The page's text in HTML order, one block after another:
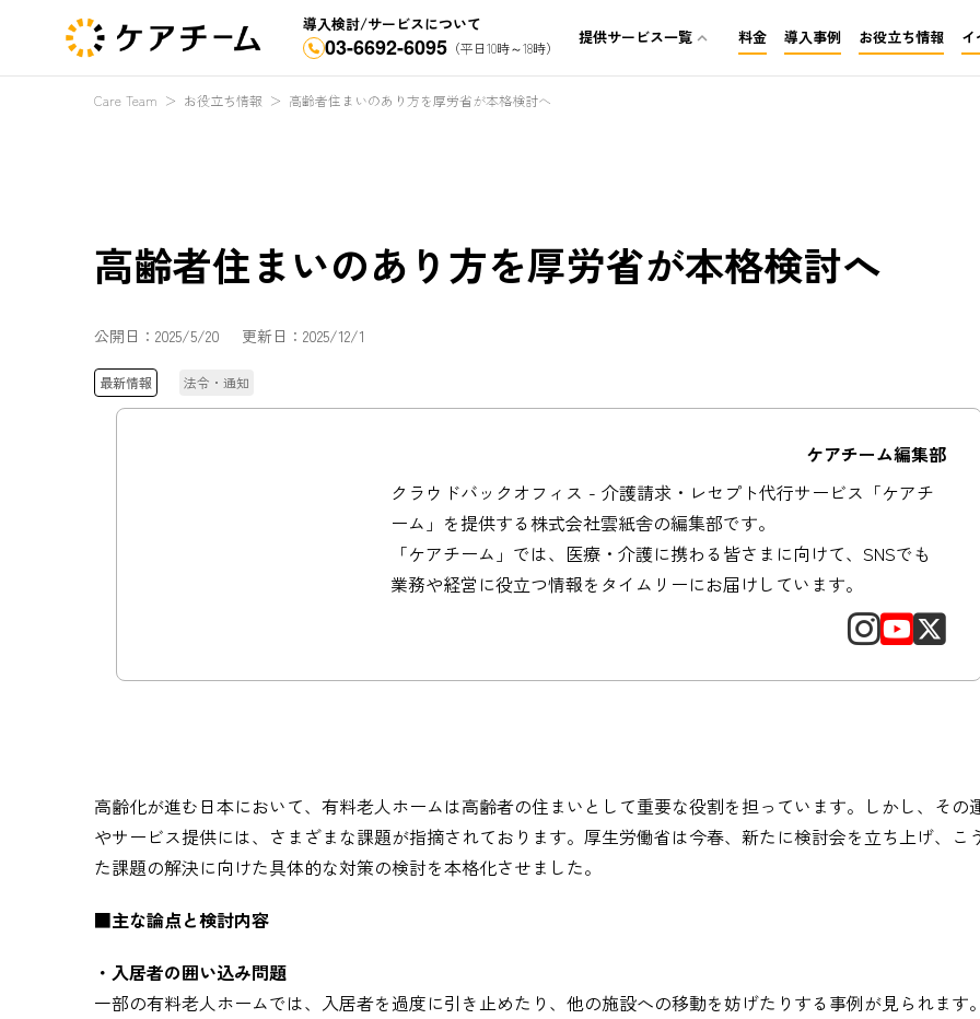
導入検討/サービスについて
03-6692-6095 （平日10時～18時） 提供サービス一覧 expand_less
介護保険レセプト代行
料金 導入事例 お役立ち情報
Care Team ＞ お役立ち情報 ＞ 高齢者住まいのあり方を厚労省が本格検討へ
高齢者住まいのあり方を厚労省が本格検討へ
公開日： 2025/5/20 更新日： 2025/12/1
最新情報 法令・通知
ケアチーム編集部
クラウドバックオフィス - 介護請求・レセプト代行サービス「ケアチ
ーム」を提供する株式会社雲紙舎の編集部です。
「ケアチーム」では、医療・介護に携わる皆さまに向けて、SNSでも
業務や経営に役立つ情報をタイムリーにお届けしています。
高齢化が進む日本において、有料老人ホームは高齢者の住まいとして重要な役割を担っています。しかし、その
やサービス提供には、さまざまな課題が指摘されております。厚生労働省は今春、新たに検討会を立ち上げ、こ
た課題の解決に向けた具体的な対策の検討を本格化させました。
■主な論点と検討内容
・入居者の囲い込み問題
一部の有料老人ホームでは、入居者を過度に引き止めたり、他の施設への移動を妨げたりする事例が見られます